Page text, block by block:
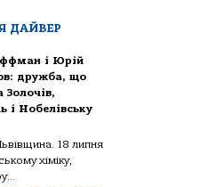
ДАЙВЕР
і Юрій
дружба, що
Золочів,
і Нобелівську
18 липня
хіміку,